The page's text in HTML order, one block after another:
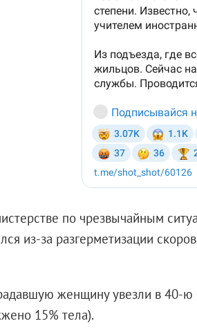
по чрезвычайным
из-за разгерметизации
женщину увезли в 40-ю
15% тела).